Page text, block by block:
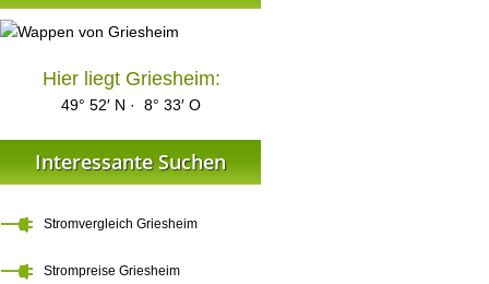
Hier liegt Griesheim:
49° 52′ N · 8° 33′ O
Interessante Suchen
Stromvergleich Griesheim
Strompreise Griesheim